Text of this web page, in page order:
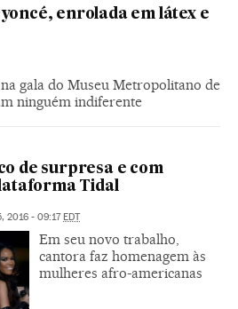
enrolada em látex e
gala do Museu Metropolitano de
ninguém indiferente
de surpresa e com
Tidal
2016 - 09:17EDT
Em seu novo trabalho,
cantora faz homenagem às
mulheres afro-americanas